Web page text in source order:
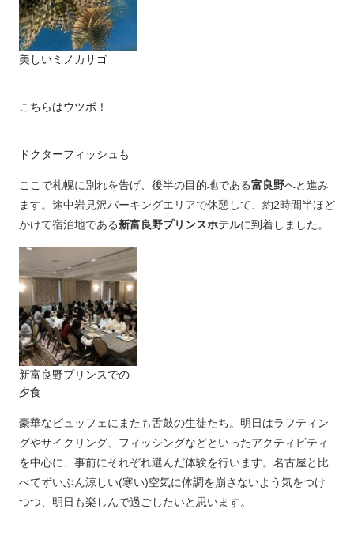
美しいミノカサゴ
こちらはウツボ！
ドクターフィッシュも
ここで札幌に別れを告げ、後半の目的地である富良野へと進み
ます。途中岩見沢パーキングエリアで休憩して、約2時間半ほど
かけて宿泊地である新富良野プリンスホテルに到着しました。
新富良野プリンスでの
夕食
豪華なビュッフェにまたも舌鼓の生徒たち。明日はラフティン
グやサイクリング、フィッシングなどといったアクティビティ
を中心に、事前にそれぞれ選んだ体験を行います。名古屋と比
べてずいぶん涼しい(寒い)空気に体調を崩さないよう気をつけ
つつ、明日も楽しんで過ごしたいと思います。